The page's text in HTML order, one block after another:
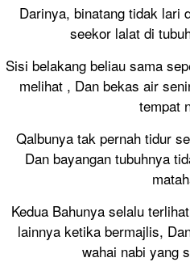
Darinya, binatang tidak lari
seekor lalat di
Sisi belakang beliau sama
melihat , Dan bekas air
tempat
Qalbunya tak pernah tidur
Dan bayangan tubuhnya
Kedua Bahunya selalu
lainnya ketika bermajlis,
wahai nabi yang